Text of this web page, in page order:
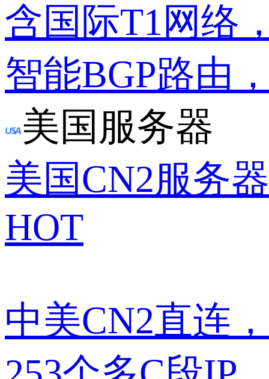
含国际T1网络
智能BGP路由
美国服务器
美国CN2服务器
HOT
中美CN2直连